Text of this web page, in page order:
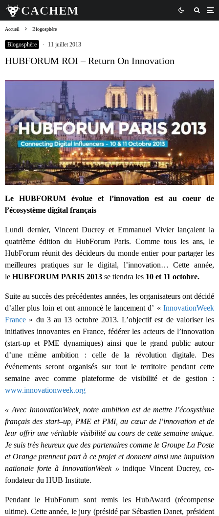
Accueil Blogosphère
Blogosphère · 11 juillet 2013
HUBFORUM ROI – Return On Innovation
Le HUBFORUM évolue et l’innovation est au coeur de
l’écosystème digital français
Lundi dernier, Vincent Ducrey et Emmanuel Vivier lançaient la
quatrième édition du HubForum Paris. Comme tous les ans, le
HubForum réunit des décideurs du monde entier pour partager les
meilleures pratiques sur le digital, l’innovation… Cette année,
le HUBFORUM PARIS 2013 se tiendra les 10 et 11 octobre.
Suite au succès des précédentes années, les organisateurs ont décidé
d’aller plus loin et ont annoncé le lancement d’ « InnovationWeek
France » du 3 au 13 octobre 2013. L’objectif est de valoriser les
initiatives innovantes en France, fédérer les acteurs de l’innovation
(start-up et PME dynamiques) ainsi que le grand public autour
d’une même ambition : celle de la révolution digitale. Des
événements seront organisés sur tout le territoire pendant cette
semaine avec comme plateforme de visibilité et de gestion :
www.innovationweek.org
« Avec InnovationWeek, notre ambition est de mettre l’écosystème
français des start–up, PME et PMI, au cœur de l’innovation et de
leur offrir une véritable visibilité au cours de cette semaine unique.
Je suis très heureux que des partenaires comme le Groupe La Poste
et Orange prennent part à ce projet et donnent ainsi une impulsion
nationale forte à InnovationWeek» indique Vincent Ducrey, co-
fondateur du HUB Institute.
Pendant le HubForum sont remis les HubAward (récompense
ultime). Cette année, le jury (présidé par Sébastien Danet, président